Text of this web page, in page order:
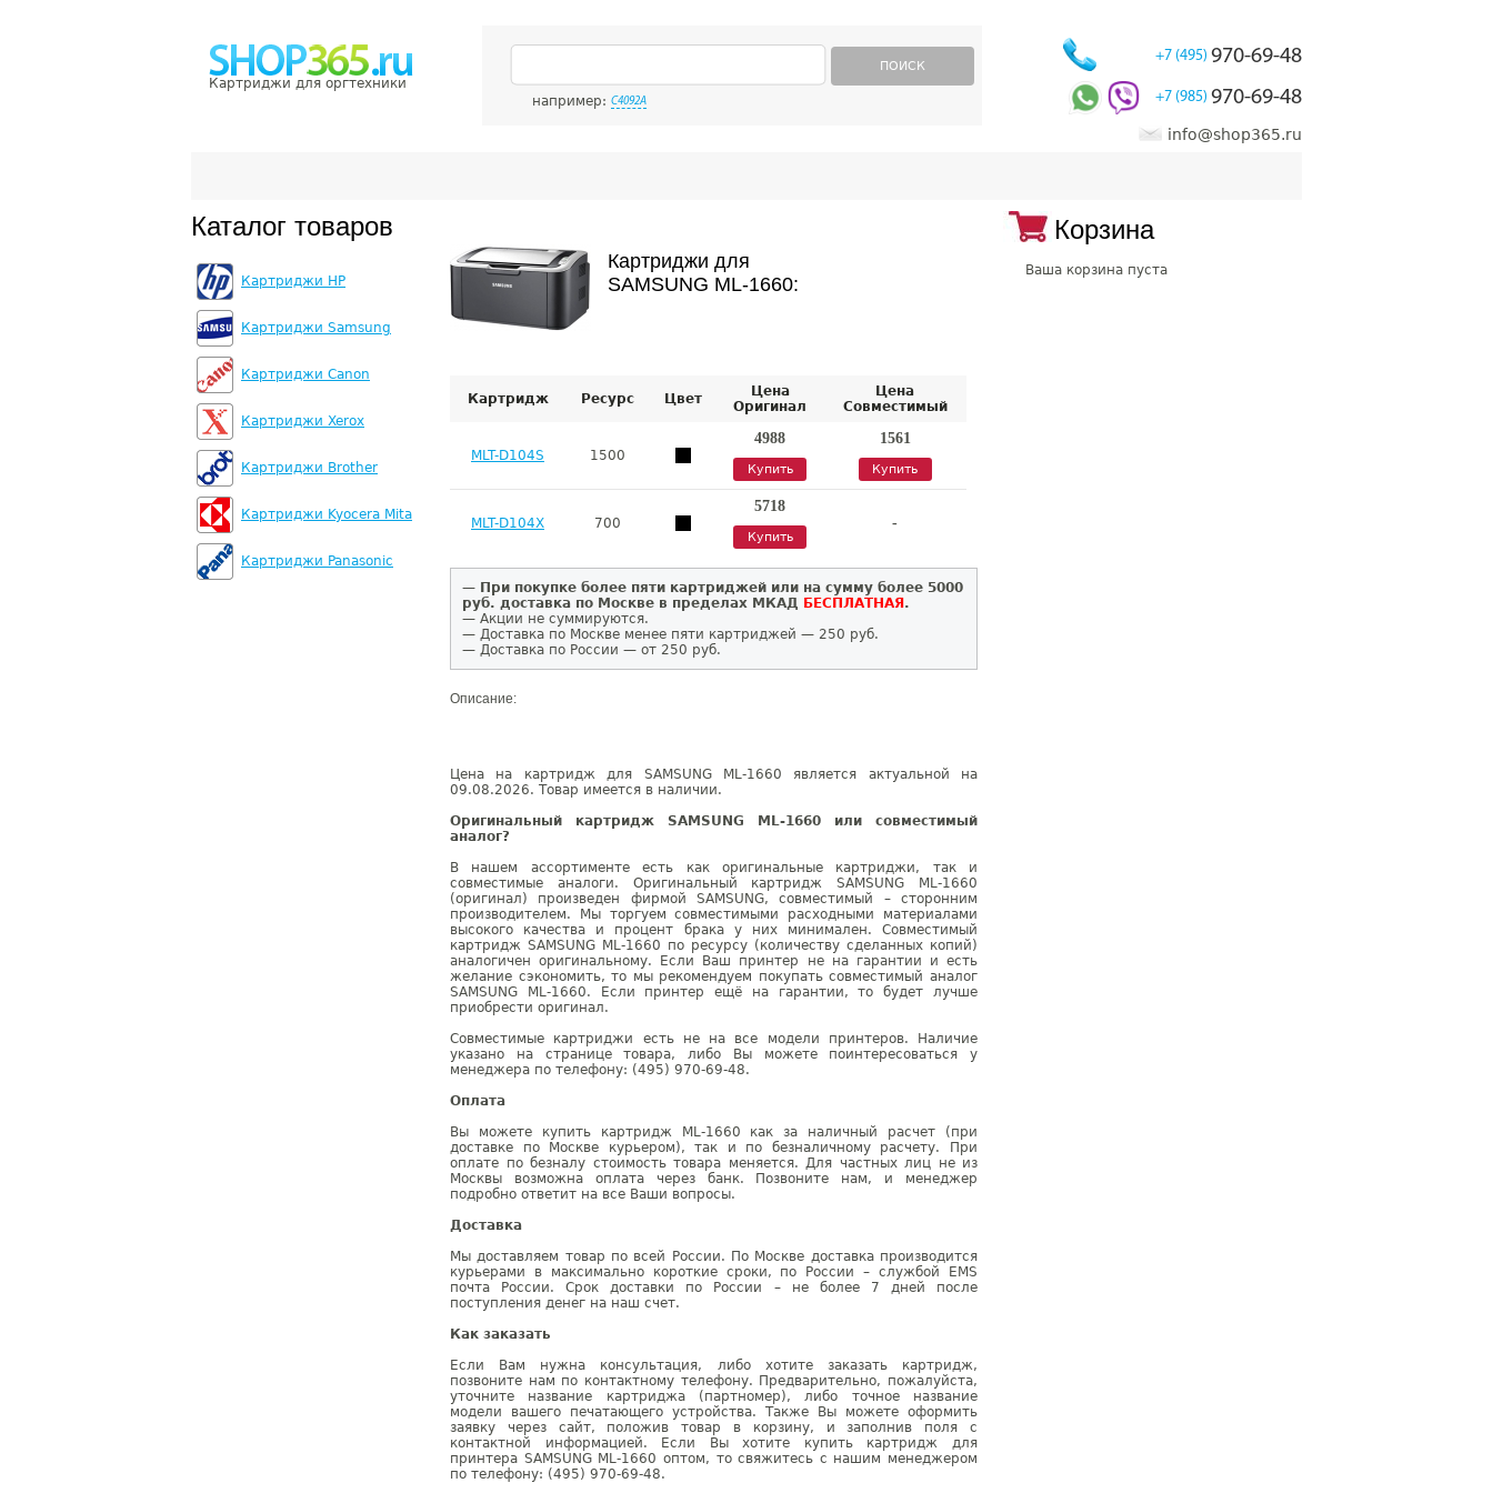
Картриджи для оргтехники
ПОИСК
например: C4092A
+7 (495) 970-69-48
+7 (985) 970-69-48
info@shop365.ru
Каталог товаров
Картриджи HP
Картриджи Samsung
Картриджи Canon
Картриджи Xerox
Картриджи Brother
Картриджи Kyocera Mita
Картриджи Panasonic
Картриджи для
SAMSUNG ML-1660:
Картридж Ресурс Цвет
Цена
Оригинал
Цена
Совместимый
MLT-D104S 1500
4988
Купить
1561
Купить
MLT-D104X 700
5718
Купить
-
— При покупке более пяти картриджей или на сумму более 5000
руб. доставка по Москве в пределах МКАД БЕСПЛАТНАЯ .
— Акции не суммируются.
— Доставка по Москве менее пяти картриджей — 250 руб.
— Доставка по России — от 250 руб.
Описание:
Цена на картридж для SAMSUNG ML-1660 является актуальной на
09.08.2026. Товар имеется в наличии.
Оригинальный картридж SAMSUNG ML-1660 или совместимый
аналог?
В нашем ассортименте есть как оригинальные картриджи, так и
совместимые аналоги. Оригинальный картридж SAMSUNG ML-1660
(оригинал) произведен фирмой SAMSUNG, совместимый – сторонним
производителем. Мы торгуем совместимыми расходными материалами
высокого качества и процент брака у них минимален. Совместимый
картридж SAMSUNG ML-1660 по ресурсу (количеству сделанных копий)
аналогичен оригинальному. Если Ваш принтер не на гарантии и есть
желание сэкономить, то мы рекомендуем покупать совместимый аналог
SAMSUNG ML-1660. Если принтер ещё на гарантии, то будет лучше
приобрести оригинал.
Совместимые картриджи есть не на все модели принтеров. Наличие
указано на странице товара, либо Вы можете поинтересоваться у
менеджера по телефону: (495) 970-69-48.
Оплата
Вы можете купить картридж ML-1660 как за наличный расчет (при
доставке по Москве курьером), так и по безналичному расчету. При
оплате по безналу стоимость товара меняется. Для частных лиц не из
Москвы возможна оплата через банк. Позвоните нам, и менеджер
подробно ответит на все Ваши вопросы.
Доставка
Мы доставляем товар по всей России. По Москве доставка производится
курьерами в максимально короткие сроки, по России – службой EMS
почта России. Срок доставки по России – не более 7 дней после
поступления денег на наш счет.
Как заказать
Если Вам нужна консультация, либо хотите заказать картридж,
позвоните нам по контактному телефону. Предварительно, пожалуйста,
уточните название картриджа (партномер), либо точное название
модели вашего печатающего устройства. Также Вы можете оформить
заявку через сайт, положив товар в корзину, и заполнив поля с
контактной информацией. Если Вы хотите купить картридж для
принтера SAMSUNG ML-1660 оптом, то свяжитесь с нашим менеджером
по телефону: (495) 970-69-48.
Корзина
Ваша корзина пуста